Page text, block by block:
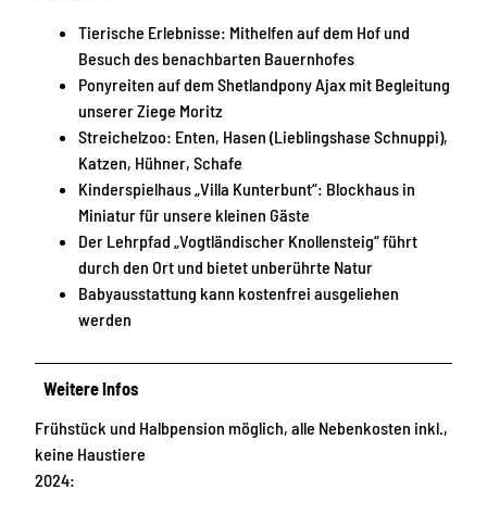
Tierische Erlebnisse: Mithelfen auf dem Hof und
Besuch des benachbarten Bauernhofes
Ponyreiten auf dem Shetlandpony Ajax mit Begleitung
unserer Ziege Moritz
Streichelzoo: Enten, Hasen (Lieblingshase Schnuppi),
Katzen, Hühner, Schafe
Kinderspielhaus „Villa Kunterbunt“: Blockhaus in
Miniatur für unsere kleinen Gäste
Der Lehrpfad „Vogtländischer Knollensteig“ führt
durch den Ort und bietet unberührte Natur
Babyausstattung kann kostenfrei ausgeliehen
werden
Weitere Infos
Frühstück und Halbpension möglich, alle Nebenkosten inkl.,
keine Haustiere
2024: